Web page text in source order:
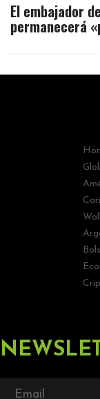
El embajador
permanecerá